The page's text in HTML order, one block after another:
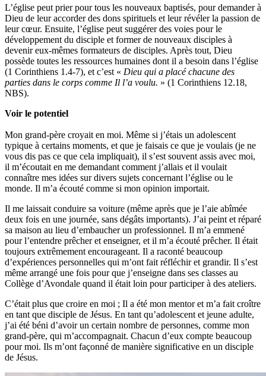
L’église peut prier pour tous les nouveaux baptisés, pour demander à
Dieu de leur accorder des dons spirituels et leur révéler la passion de
leur cœur. Ensuite, l’église peut suggérer des voies pour le
développement du disciple et former de nouveaux disciples à
devenir eux-mêmes formateurs de disciples. Après tout, Dieu
possède toutes les ressources humaines dont il a besoin dans l’église
(1 Corinthiens 1.4-7), et c’est « Dieu qui a placé chacune des
parties dans le corps comme Il l’a voulu. » (1 Corinthiens 12.18,
NBS).
Voir le potentiel
Mon grand-père croyait en moi. Même si j’étais un adolescent
typique à certains moments, et que je faisais ce que je voulais (je ne
vous dis pas ce que cela impliquait), il s’est souvent assis avec moi,
il m’écoutait en me demandant comment j’allais et il voulait
connaître mes idées sur divers sujets concernant l’église ou le
monde. Il m’a écouté comme si mon opinion importait.
Il me laissait conduire sa voiture (même après que je l’aie abîmée
deux fois en une journée, sans dégâts importants). J’ai peint et réparé
sa maison au lieu d’embaucher un professionnel. Il m’a emmené
pour l’entendre prêcher et enseigner, et il m’a écouté prêcher. Il était
toujours extrêmement encourageant. Il a raconté beaucoup
d’expériences personnelles qui m’ont fait réfléchir et grandir. Il s’est
même arrangé une fois pour que j’enseigne dans ses classes au
Collège d’Avondale quand il était loin pour participer à des ateliers.
C’était plus que croire en moi ; Il a été mon mentor et m’a fait croître
en tant que disciple de Jésus. En tant qu’adolescent et jeune adulte,
j’ai été béni d’avoir un certain nombre de personnes, comme mon
grand-père, qui m’accompagnait. Chacun d’eux compte beaucoup
pour moi. Ils m’ont façonné de manière significative en un disciple
de Jésus.